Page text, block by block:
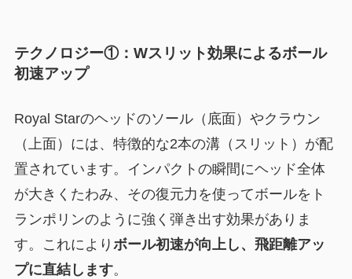
テクノロジー①：Wスリット効果によるボール
初速アップ
Royal Starのヘッドのソール（底面）やクラウン
（上面）には、特徴的な2本の溝（スリット）が配
置されています。インパクトの瞬間にヘッド全体
が大きくたわみ、その復元力を使ってボールをト
ランポリンのように強く弾き出す効果がありま
す。これにより ボール初速が向上し、飛距離アッ
プに直結します。